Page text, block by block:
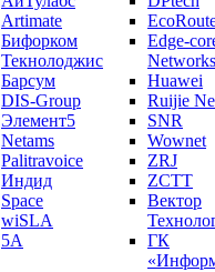
Artimate
Бифорком
Текнолоджис
Барсум
DIS-Group
Элемент5
Netams
Palitravoice
Индид
Space
wiSLA
5A
Edge-
Networks
Huawei
Ruijie
SNR
Wownet
ZRJ
ZCTT
Вектор
ГК